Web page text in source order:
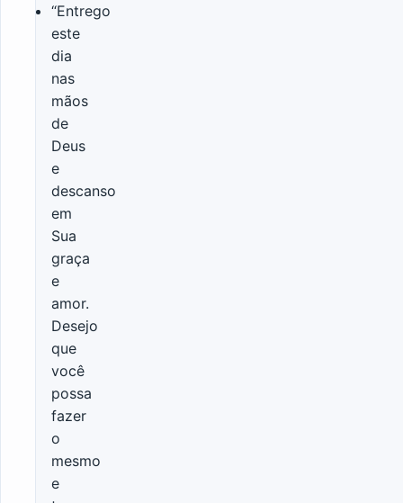
“Entrego
este
dia
nas
mãos
de
Deus
e
descanso
em
Sua
graça
e
amor.
Desejo
que
você
possa
fazer
o
mesmo
e